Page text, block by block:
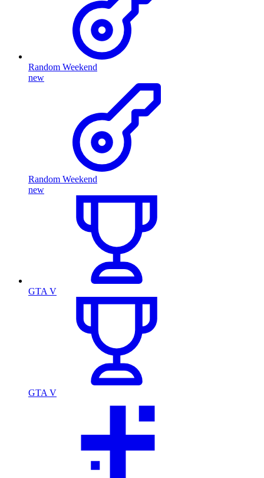
Random Weekend
new
Random Weekend
new
GTA V
GTA V